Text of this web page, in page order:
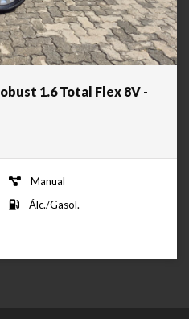
1.6 Total Flex 8V -
Manual
Álc./Gasol.